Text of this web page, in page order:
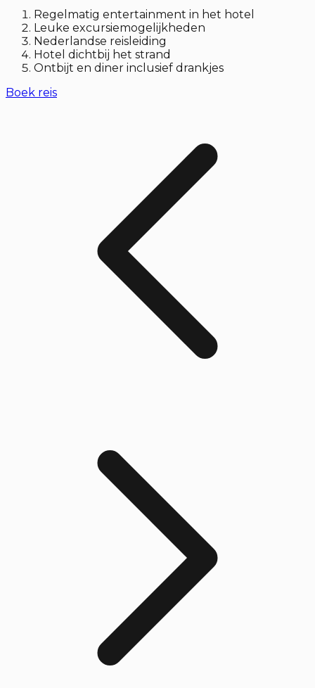
Regelmatig entertainment in het hotel
Leuke excursiemogelijkheden
Nederlandse reisleiding
Hotel dichtbij het strand
Ontbijt en diner inclusief drankjes
Boek reis